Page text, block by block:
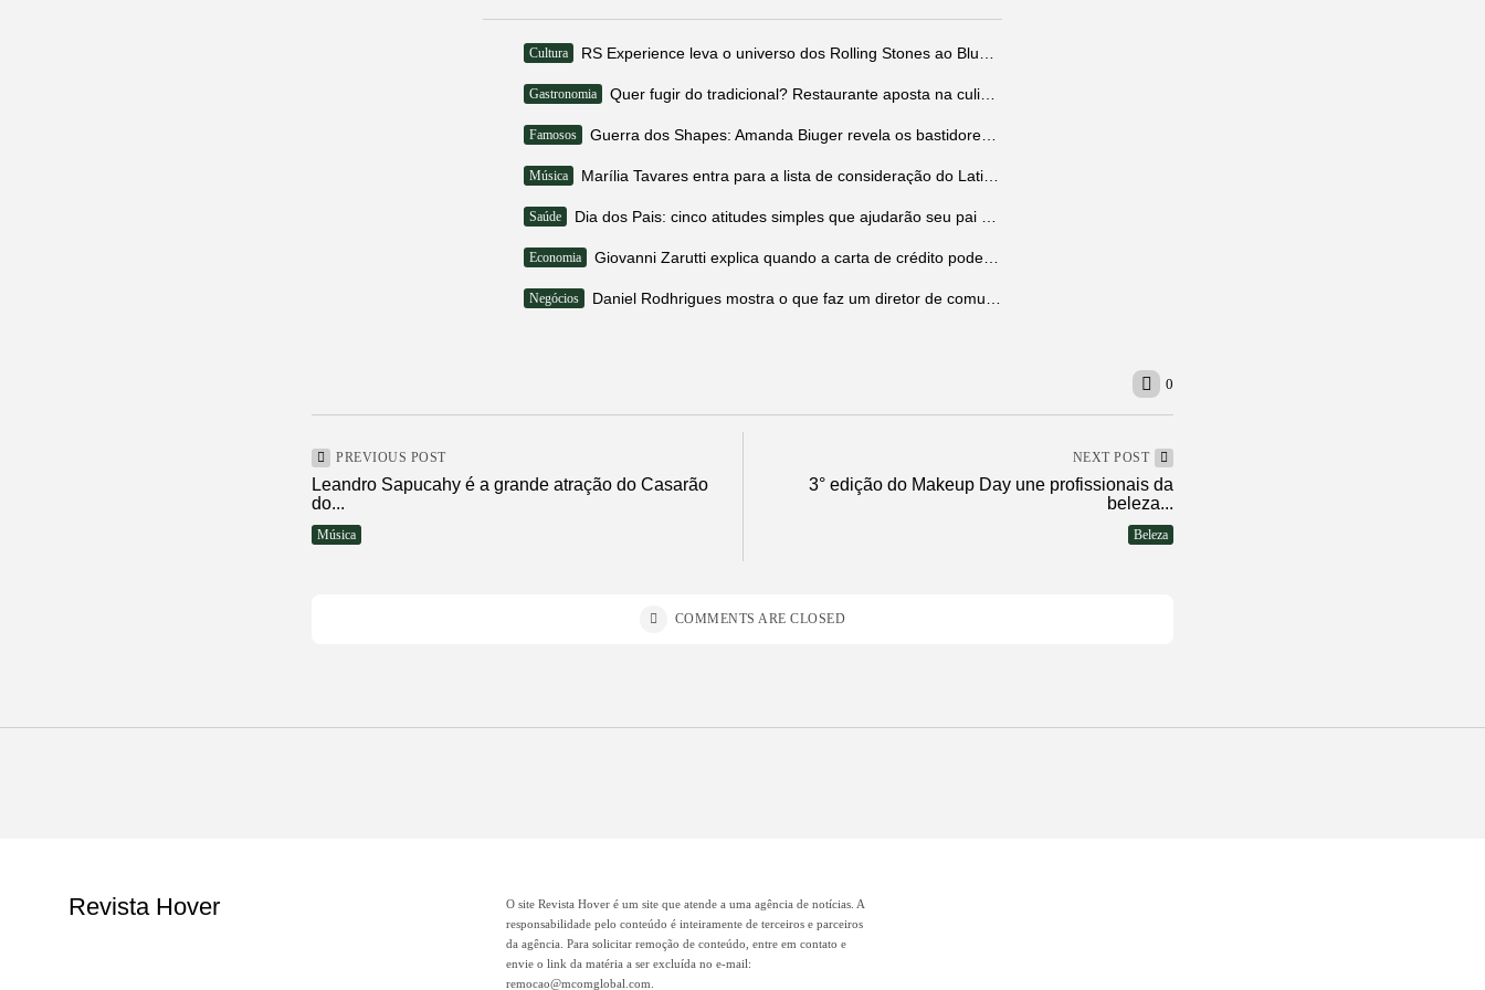
Cultura
Gastronomia
Famosos
Música
Saúde
Economia
Negócios
0
PREVIOUS POST
Leandro Sapucahy é a grande atração do Casarão
do...
Música
NEXT POST
3° edição do Makeup Day une profissionais da
beleza...
Beleza
COMMENTS ARE CLOSED
Revista Hover
O site Revista Hover é um site que atende a uma agência de notícias. A
responsabilidade pelo conteúdo é inteiramente de terceiros e parceiros
da agência. Para solicitar remoção de conteúdo, entre em contato e
envie o link da matéria a ser excluída no e-mail:
remocao@mcomglobal.com